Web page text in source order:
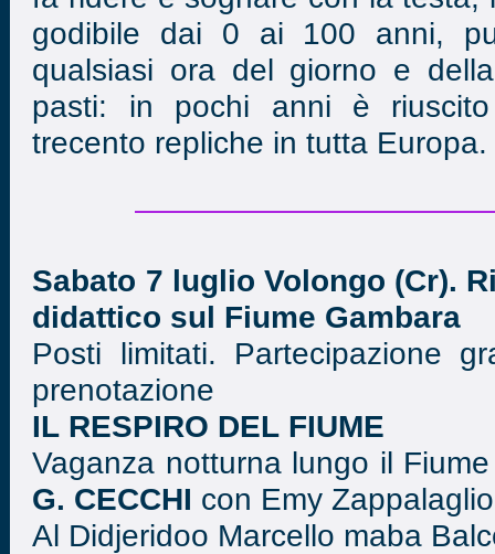
godibile dai 0 ai 100 anni,
qualsiasi ora del giorno e
pasti: in pochi anni è
trecento repliche in tutta Europa.
Sabato 7 luglio Volongo (Cr).
didattico sul Fiume Gambara
Posti limitati. Partecipazione
prenotazione
IL RESPIRO DEL FIUME
Vaganza notturna lungo il
G. CECCHI con Emy
Al Didjeridoo Marcello maba